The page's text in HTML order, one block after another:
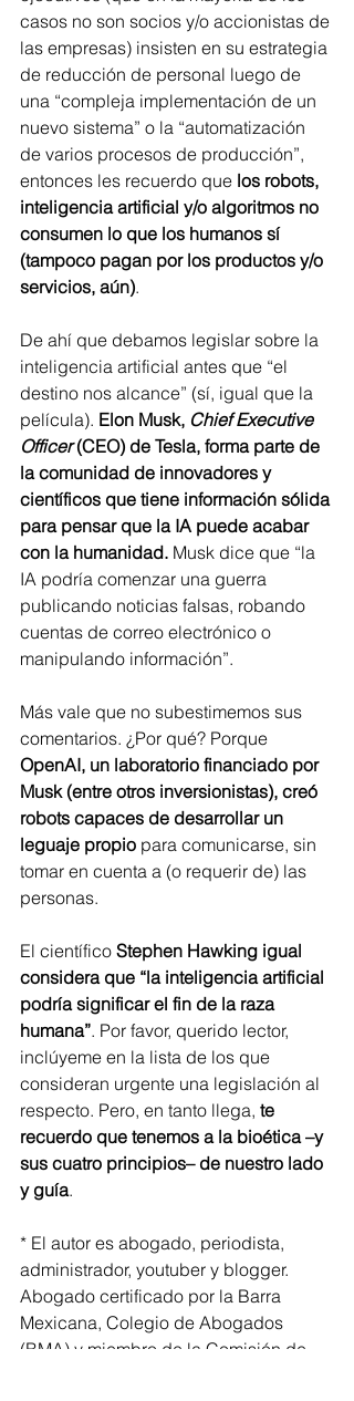
casos no son socios y/o accionistas de
las empresas) insisten en su estrategia
de reducción de personal luego de
una “compleja implementación de un
nuevo sistema” o la “automatización
de varios procesos de producción”,
entonces les recuerdo que los robots,
inteligencia artificial y/o algoritmos no
consumen lo que los humanos sí
(tampoco pagan por los productos y/o
servicios, aún).
De ahí que debamos legislar sobre la
inteligencia artificial antes que “el
destino nos alcance” (sí, igual que la
película). Elon Musk, Chief Executive
Officer (CEO) de Tesla, forma parte de
la comunidad de innovadores y
científicos que tiene información sólida
para pensar que la IA puede acabar
con la humanidad. Musk dice que “la
IA podría comenzar una guerra
publicando noticias falsas, robando
cuentas de correo electrónico o
manipulando información”.
Más vale que no subestimemos sus
comentarios. ¿Por qué? Porque
OpenAI, un laboratorio financiado por
Musk (entre otros inversionistas), creó
robots capaces de desarrollar un
leguaje propio para comunicarse, sin
tomar en cuenta a (o requerir de) las
personas.
El científico Stephen Hawking igual
considera que “la inteligencia artificial
podría significar el fin de la raza
humana”. Por favor, querido lector,
inclúyeme en la lista de los que
consideran urgente una legislación al
respecto. Pero, en tanto llega, te
recuerdo que tenemos a la bioética –y
sus cuatro principios– de nuestro lado
y guía.
* El autor es abogado, periodista,
administrador, youtuber y blogger.
Abogado certificado por la Barra
Mexicana, Colegio de Abogados
(BMA) y miembro de la Comisión de